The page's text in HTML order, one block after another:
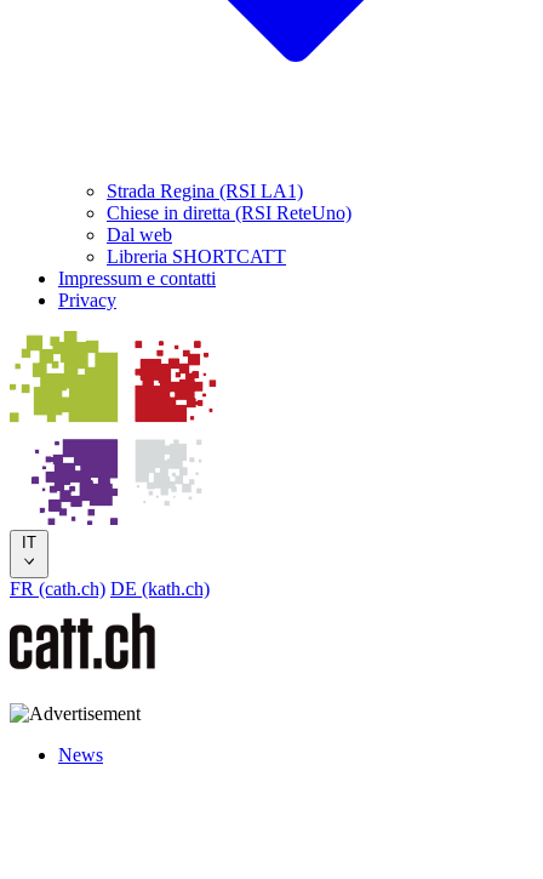
Strada Regina (RSI LA1)
Chiese in diretta (RSI ReteUno)
Dal web
Libreria SHORTCATT
Impressum e contatti
Privacy
IT
FR (cath.ch) DE (kath.ch)
News